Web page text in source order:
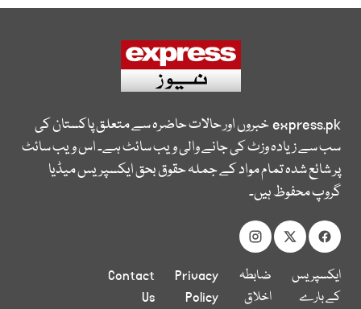
express.pkخبروں اور حالات حاضرہ سے متعلق پاکستان کی
سب سے زیادہ وزٹ کی جانے والی ویب سائٹ ہے۔ اس ویب سائٹ
پر شائع شدہ تمام مواد کے جملہ حقوق بحق ایکسپریس میڈیا
گروپ محفوظ ہیں۔
ایکسپریس
کے بارے
ضابطہ
اخلاق
Privacy
Policy
Contact
Us